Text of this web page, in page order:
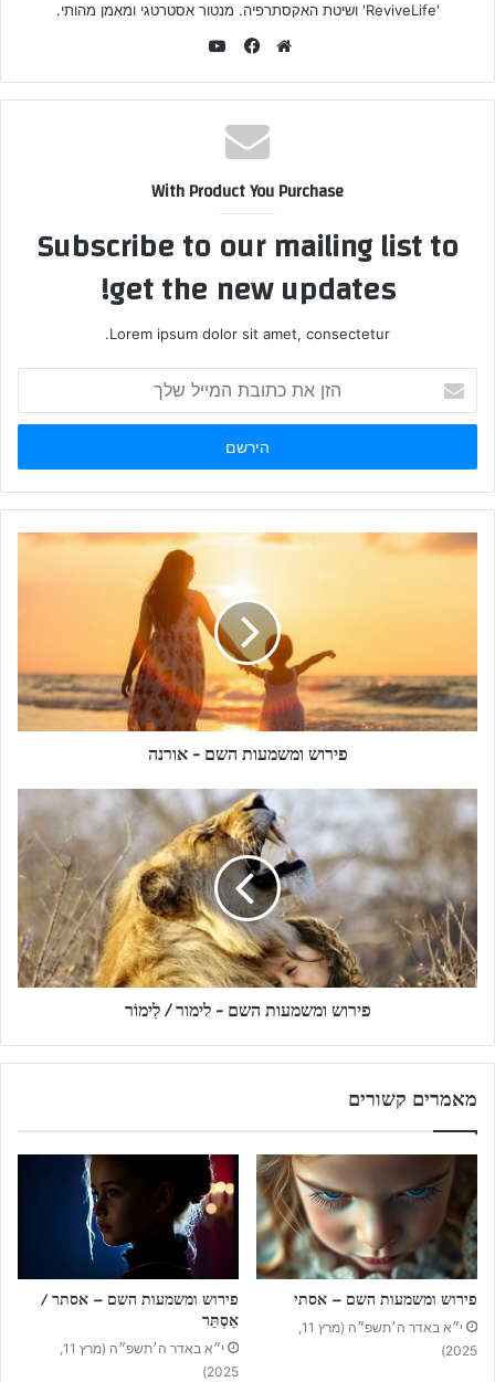
'ReviveLife' ושיטת האקסתרפיה. מנטור אסטרטגי ומאמן מהותי.
With Product You Purchase
Subscribe to our mailing list to
get the new updates!
Lorem ipsum dolor sit amet, consectetur.
את
כתובת
שלך
פירוש ומשמעות השם - אורנה
פירוש ומשמעות השם - לימור / לִימוֹר
מאמרים קשורים
פירוש ומשמעות השם – אסתי
2025)
פירוש ומשמעות השם – אסתר /
אֵסְתֵּר
2025)